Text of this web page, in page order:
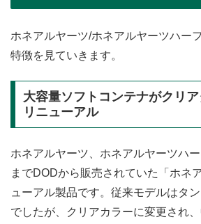
ホネアルヤーツ/ホネアルヤーツハー
特徴を見ていきます。
大容量ソフトコンテナがクリ
リニューアル
ホネアルヤーツ、ホネアルヤーツハ
までDODから販売されていた「ホネ
ューアル製品です。従来モデルはタ
でしたが、クリアカラーに変更され